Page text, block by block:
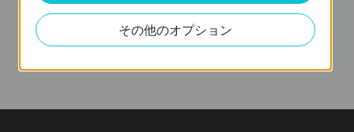
ソーシャルメディア
その他のオプション